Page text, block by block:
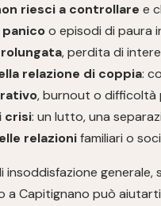
riesci a controllare e
o episodi di paura
, perdita di
relazione di coppia:
, burnout o difficoltà
crisi: un lutto, una
relazionifamiliari o
insoddisfazione
a Capitignano può